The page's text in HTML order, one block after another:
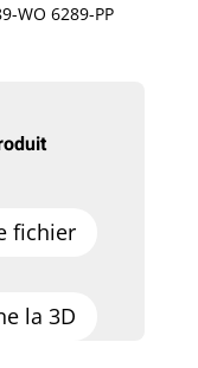
WO 6289-PP
fichier
la 3D